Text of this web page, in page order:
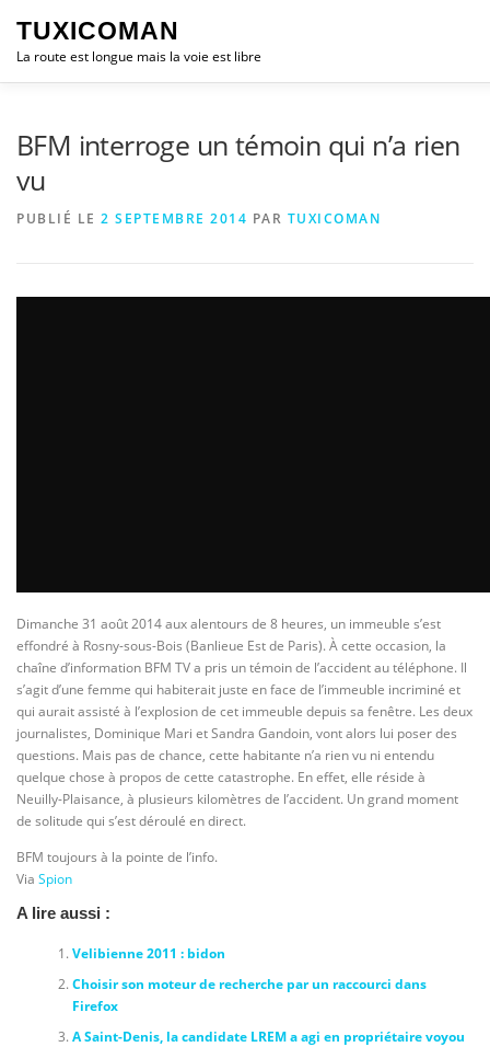
contenu
TUXICOMAN
La route est longue mais la voie est libre
BFM interroge un témoin qui n’a rien
vu
PUBLIÉ LE 2 SEPTEMBRE 2014 PAR TUXICOMAN
Dimanche 31 août 2014 aux alentours de 8 heures, un immeuble s’est
effondré à Rosny-sous-Bois (Banlieue Est de Paris). À cette occasion, la
chaîne d’information BFM TV a pris un témoin de l’accident au téléphone. Il
s’agit d’une femme qui habiterait juste en face de l’immeuble incriminé et
qui aurait assisté à l’explosion de cet immeuble depuis sa fenêtre. Les deux
journalistes, Dominique Mari et Sandra Gandoin, vont alors lui poser des
questions. Mais pas de chance, cette habitante n’a rien vu ni entendu
quelque chose à propos de cette catastrophe. En effet, elle réside à
Neuilly-Plaisance, à plusieurs kilomètres de l’accident. Un grand moment
de solitude qui s’est déroulé en direct.
BFM toujours à la pointe de l’info.
Via Spion
A lire aussi :
Velibienne 2011 : bidon
Choisir son moteur de recherche par un raccourci dans
Firefox
A Saint-Denis, la candidate LREM a agi en propriétaire voyou